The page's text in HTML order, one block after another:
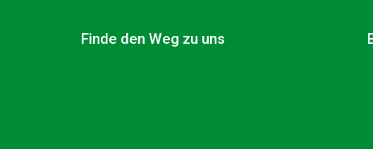
Finde den Weg zu uns